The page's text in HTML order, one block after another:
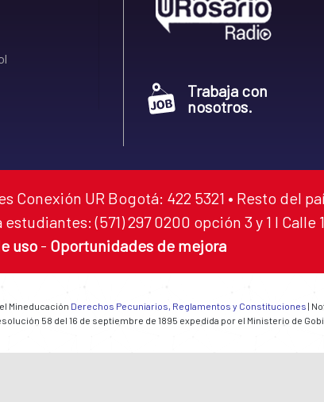
Trabaja con
nosotros.
Conexión UR Bogotá: 422 5321 • Resto del
(571) 297 0200 opción 3 y 1 I Calle
uso - Oportunidades de mejora
Mineducación Derechos Pecuniarios, Reglamentos y Constituciones |
58 del 16 de septiembre de 1895 expedida por el Ministerio de